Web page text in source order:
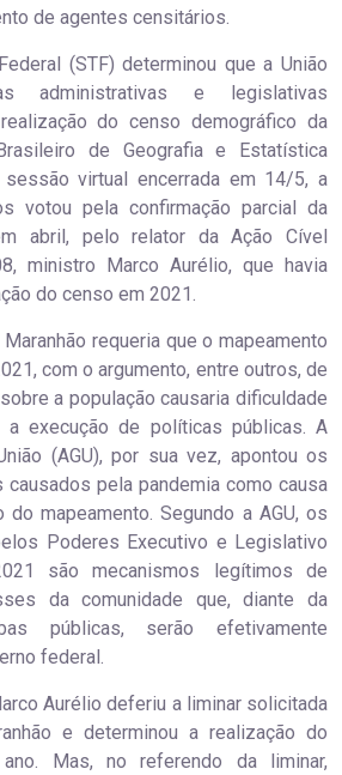
de agentes censitários.
(STF) determinou que a União
administrativas e legislativas
do censo demográfico da
de Geografia e Estatística
sessão virtual encerrada em 14/5, a
votou pela confirmação parcial da
abril, pelo relator da Ação Cível
ministro Marco Aurélio, que havia
do censo em 2021.
requeria que o mapeamento
com o argumento, entre outros, de
a população causaria dificuldade
a execução de políticas públicas. A
(AGU), por sua vez, apontou os
pela pandemia como causa
do mapeamento. Segundo a AGU, os
Poderes Executivo e Legislativo
são mecanismos legítimos de
da comunidade que, diante da
públicas, serão efetivamente
federal.
Aurélio deferiu a liminar solicitada
e determinou a realização do
Mas, no referendo da liminar,